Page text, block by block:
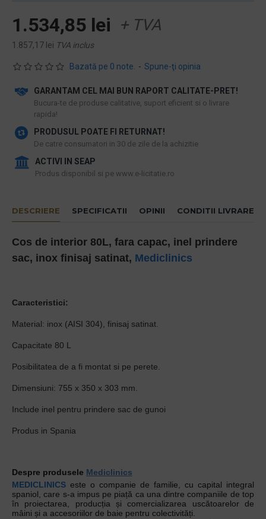
Bazată pe 0 note. - Spune-ţi opinia
1.534,85 lei + TVA
1.857,17 lei TVA inclus
GARANTAM CEL MAI BUN RAPORT CALITATE-PRET!
​Bucura-te de produse calitative, suport eficient si o livrare
rapida!
PRODUSUL POATE FI RETURNAT!
De catre consumatori in 30 de zile de la achizitie
ACTIVI IN SEAP
Produs disponibil si pe www.e-licitatie.ro
DESCRIERE SPECIFICATII OPINII CONDITII LIVRARE
Cos de interior 80L, fara capac, inel prindere
sac, inox finisaj satinat, Mediclinics
Caracteristici:
Material: inox (AISI 304), finisaj satinat.
Capacitate 80 L
Posibilitatea de a fi montat si pe perete.
Dimensiuni: 755 x 350 x 303 mm.
Include inel pentru prindere sac de gunoi
Produs in Spania
Despre produsele Mediclinics
MEDICLINICS este o companie de familie, cu capital integral
spaniol, care s-a impus pe piață ca una dintre companiile de top
în proiectarea, producția și comercializarea uscătoarelor de
mâini și a accesoriilor de baie pentru colectivități.